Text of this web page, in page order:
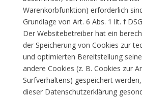
Warenkorbfunktion) erforderlich
Grundlage von Art. 6 Abs. 1 lit. f
Der Websitebetreiber hat ein
der Speicherung von Cookies zur
und optimierten Bereitstellung
andere Cookies (z. B. Cookies zur
Surfverhaltens) gespeichert
dieser Datenschutzerklärung